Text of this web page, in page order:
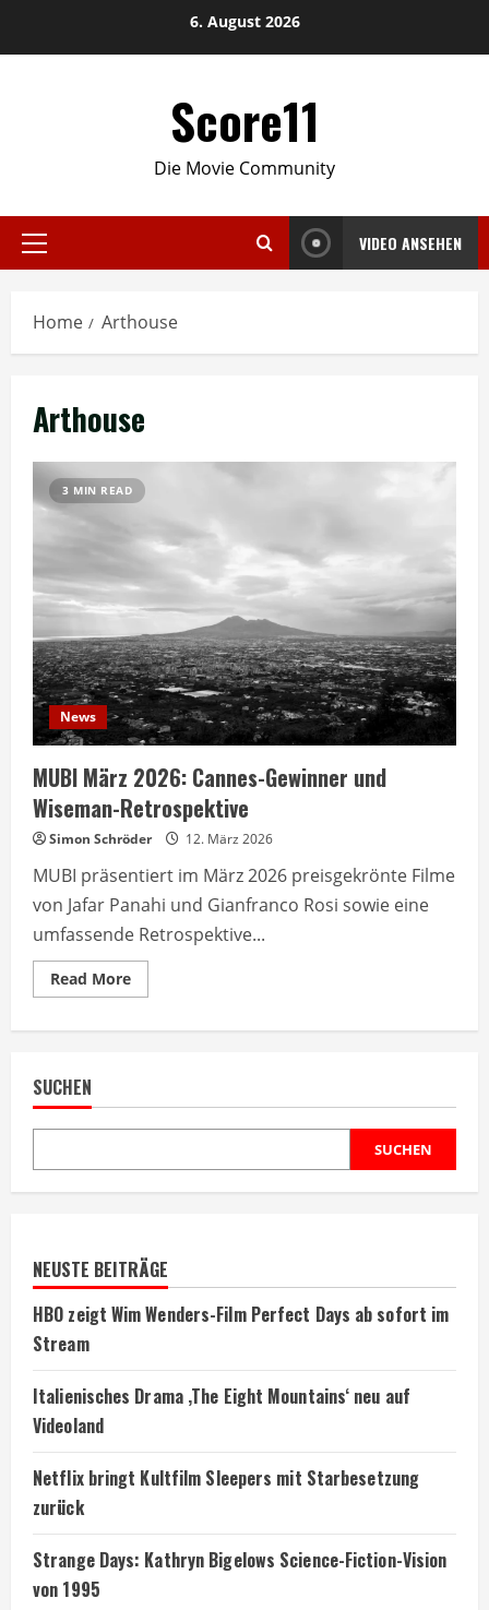
6. August 2026
Score11
Die Movie Community
Primary
VIDEO ANSEHEN
Home Arthouse
Arthouse
3 MIN READ
News
MUBI März 2026: Cannes-Gewinner und
Wiseman-Retrospektive
Simon Schröder 12. März 2026
MUBI präsentiert im März 2026 preisgekrönte Filme
von Jafar Panahi und Gianfranco Rosi sowie eine
umfassende Retrospektive...
Read MoreRead
more
Wiseman-
Retrospektive
SUCHEN
SUCHEN
NEUSTE BEITRÄGE
HBO zeigt Wim Wenders-Film Perfect Days ab sofort im
Stream
Italienisches Drama ‚The Eight Mountains‘ neu auf
Videoland
Netflix bringt Kultfilm Sleepers mit Starbesetzung
zurück
Strange Days: Kathryn Bigelows Science-Fiction-Vision
von 1995